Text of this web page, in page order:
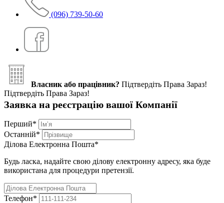
(096) 739-50-60
Власник або працівник? Підтвердіть Права Зараз!
Підтвердіть Права Зараз!
Заявка на реєстрацію вашої Компанії
Перший*
Останній*
Ділова Електронна Пошта*
Будь ласка, надайте свою ділову електронну адресу, яка буде
використана для процедури претензії.
Телефон*